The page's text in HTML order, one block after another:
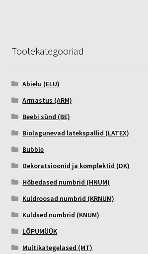
Tootekategooriad
Abielu (ELU)
Armastus (ARM)
Beebi sünd (BE)
Biolagunevad latekspallid (LATEX)
Bubble
Dekoratsioonid ja komplektid (DK)
Hõbedased numbrid (HNUM)
Kuldroosad numbrid (KRNUM)
Kuldsed numbrid (KNUM)
LÕPUMÜÜK
Multikategelased (MT)